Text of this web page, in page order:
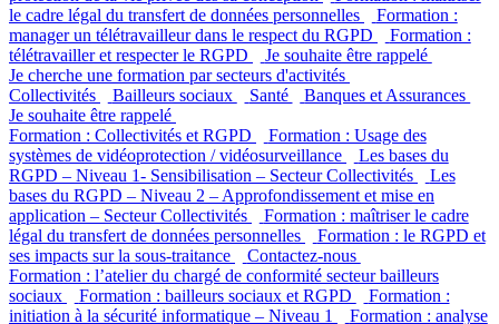
le cadre légal du transfert de données personnelles
Formation :
manager un télétravailleur dans le respect du RGPD
Formation :
télétravailler et respecter le RGPD
Je souhaite être rappelé
Je cherche une formation par secteurs d'activités
Collectivités
Bailleurs sociaux Santé
Banques et Assurances
Je souhaite être rappelé
Formation : Collectivités et RGPD
Formation : Usage des
systèmes de vidéoprotection / vidéosurveillance
Les bases du
RGPD – Niveau 1- Sensibilisation – Secteur Collectivités
Les
bases du RGPD – Niveau 2 – Approfondissement et mise en
application – Secteur Collectivités
Formation : maîtriser le cadre
légal du transfert de données personnelles
Formation : le RGPD et
ses impacts sur la sous-traitance
Contactez-nous
Formation : l’atelier du chargé de conformité secteur bailleurs
sociaux
Formation : bailleurs sociaux et RGPD
Formation :
initiation à la sécurité informatique – Niveau 1
Formation : analyse